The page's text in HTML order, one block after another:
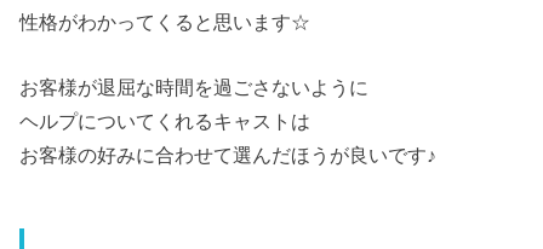
性格がわかってくると思います☆
お客様が退屈な時間を過ごさないように
ヘルプについてくれるキャストは
お客様の好みに合わせて選んだほうが良いです♪